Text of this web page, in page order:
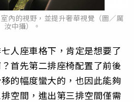
內的視野，並提升奢華視覺（圖／厲
汝中攝）。
人座車格下，肯定是想要了
首先第二排座椅配置了前後
的幅度蠻大的，也因此能夠
空間，進出第三排空間僅需